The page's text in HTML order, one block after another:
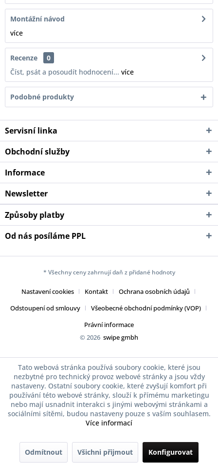
Montážní návod
více
Recenze
0
Číst, psát a posoudít hodnocení... více
Podobné produkty
Servisní linka
Obchodní služby
Informace
Newsletter
Způsoby platby
Od nás posíláme PPL
* Všechny ceny zahrnují daň z přidané hodnoty
Nastavení cookies Kontakt
Ochrana osobních údajů
Odstoupení od smlouvy
Všeobecné obchodní podmínky (VOP)
Právní informace
© 2026 swipe gmbh
Tato webová stránka používá soubory cookie, které jsou
nezbytné pro technický provoz webové stránky a jsou vždy
nastaveny. Ostatní soubory cookie, které zvyšují komfort při
používání této webové stránky, slouží k přímému marketingu
nebo mají usnadnit interakci s jinými webovými stránkami a
sociálními sítěmi, budou nastaveny pouze s vaším souhlasem.
Více informací
Odmítnout Všichni přijmout Konfigurovat